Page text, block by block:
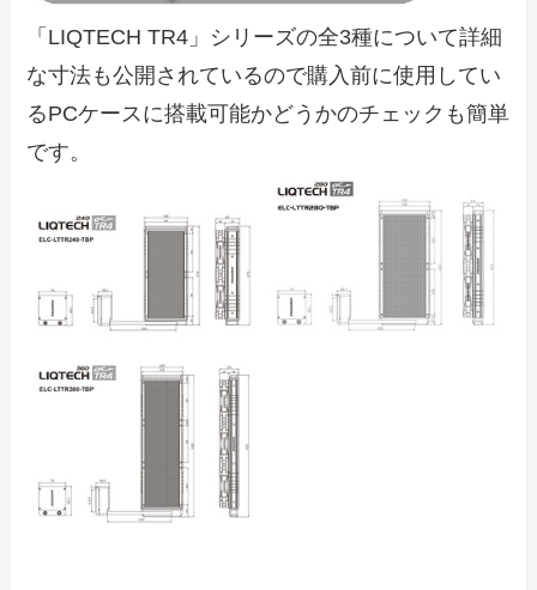
「LIQTECH TR4」シリーズの全3種について詳細
な寸法も公開されているので購入前に使用してい
るPCケースに搭載可能かどうかのチェックも簡単
です。